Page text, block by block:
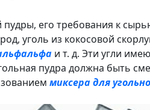
пудры, его требования к
уголь из кокосовой
и т. д. Эти угли
пудра должна быть
миксера для